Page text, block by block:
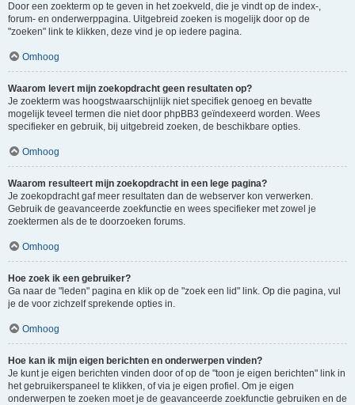
Door een zoekterm op te geven in het zoekveld, die je vindt op de index-,
forum- en onderwerppagina. Uitgebreid zoeken is mogelijk door op de
"zoeken" link te klikken, deze vind je op iedere pagina.
Omhoog
Waarom levert mijn zoekopdracht geen resultaten op?
Je zoekterm was hoogstwaarschijnlijk niet specifiek genoeg en bevatte
mogelijk teveel termen die niet door phpBB3 geïndexeerd worden. Wees
specifieker en gebruik, bij uitgebreid zoeken, de beschikbare opties.
Omhoog
Waarom resulteert mijn zoekopdracht in een lege pagina?
Je zoekopdracht gaf meer resultaten dan de webserver kon verwerken.
Gebruik de geavanceerde zoekfunctie en wees specifieker met zowel je
zoektermen als de te doorzoeken forums.
Omhoog
Hoe zoek ik een gebruiker?
Ga naar de "leden" pagina en klik op de "zoek een lid" link. Op die pagina, vul
je de voor zichzelf sprekende opties in.
Omhoog
Hoe kan ik mijn eigen berichten en onderwerpen vinden?
Je kunt je eigen berichten vinden door of op de "toon je eigen berichten" link in
het gebruikerspaneel te klikken, of via je eigen profiel. Om je eigen
onderwerpen te zoeken moet je de geavanceerde zoekfunctie gebruiken en de